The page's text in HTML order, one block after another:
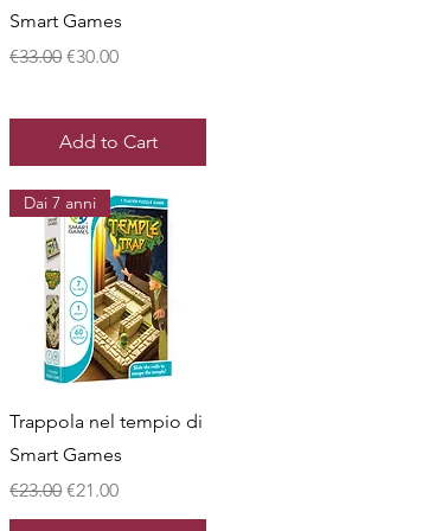
Smart Games
Regular Price
€33.00Sale Price
€30.00
Add to Cart
Quick View
Dai 7 anni
Trappola nel tempio di
Smart Games
Regular Price
€23.00Sale Price
€21.00